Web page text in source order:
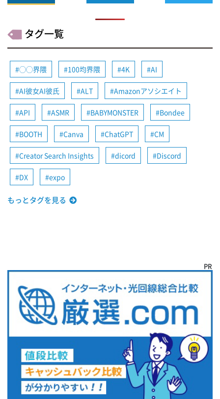
タグ一覧
◯◯界隈 100均界隈 4K AI
AI彼女AI彼氏 ALT Amazonアソシエイト
API ASMR BABYMONSTER Bondee
BOOTH Canva ChatGPT CM
Creator Search Insights dicord Discord
DX expo
もっとタグを見る
PR